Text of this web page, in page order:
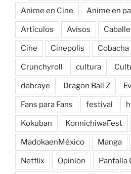
Anime en Cine Anime en
Artículos Avisos
Cine Cinepolis Cobacha
Crunchyroll cultura
debraye Dragon Ball Z
Fans para Fans festival
Kokuban KonnichiwaFest
MadokaenMéxico Manga
Netflix Opinión Pantalla